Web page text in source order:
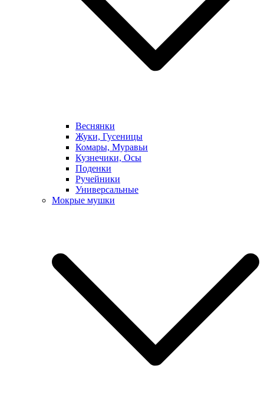
Веснянки
Жуки, Гусеницы
Комары, Муравьи
Кузнечики, Осы
Поденки
Ручейники
Универсальные
Мокрые мушки